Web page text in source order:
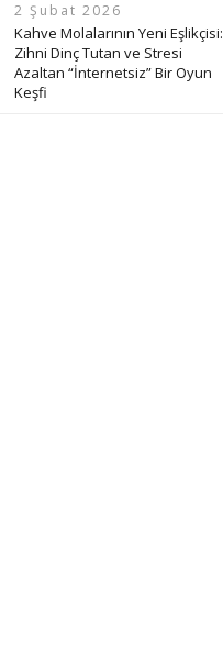
2 Şubat 2026
Kahve Molalarının Yeni Eşlikçisi:
Zihni Dinç Tutan ve Stresi
Azaltan “İnternetsiz” Bir Oyun
Keşfi